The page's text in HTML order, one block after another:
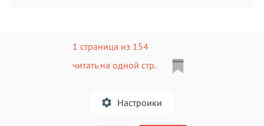
1 страница из 154
читать на одной стр.
Настроики